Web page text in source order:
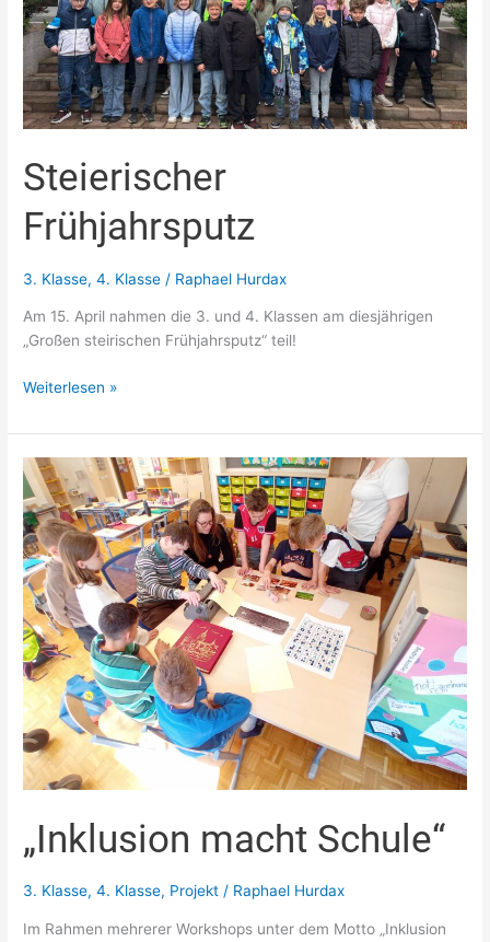
Steierischer
Frühjahrsputz
3. Klasse,4. Klasse / Raphael Hurdax
Am 15. April nahmen die 3. und 4. Klassen am diesjährigen
„Großen steirischen Frühjahrsputz“ teil!
Weiterlesen »
„Inklusion macht Schule“
3. Klasse,4. Klasse, Projekt / Raphael Hurdax
Im Rahmen mehrerer Workshops unter dem Motto „Inklusion
„Inklusion
macht
Schule“